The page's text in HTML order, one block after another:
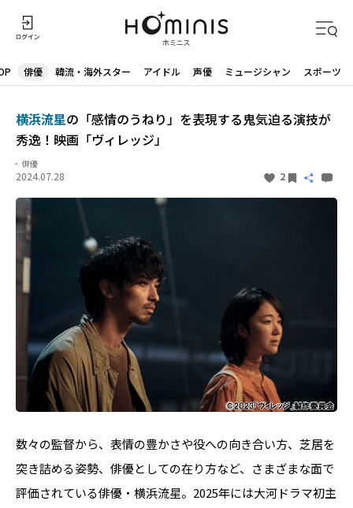
俳優 韓流・海外スター アイドル 声優 ミュージシャン スポーツ
横浜流星の「感情のうねり」を表現する鬼気迫る演技が
秀逸！映画「ヴィレッジ」
俳優
2024.07.28 2
数々の監督から、表情の豊かさや役への向き合い方、芝居を
突き詰める姿勢、俳優としての在り方など、さまざまな面で
評価されている俳優・横浜流星。2025年には大河ドラマ初主